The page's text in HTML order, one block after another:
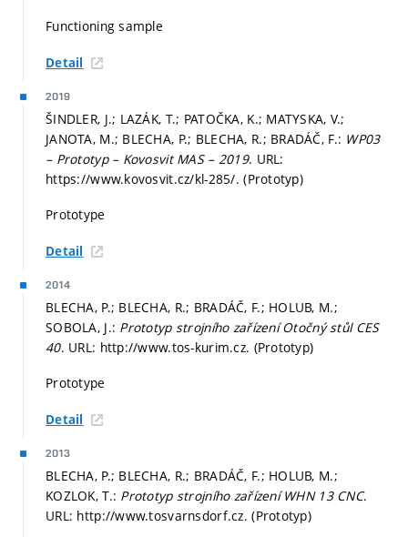
Functioning sample
Detail
2019
ŠINDLER, J.; LAZÁK, T.; PATOČKA, K.; MATYSKA, V.;
JANOTA, M.; BLECHA, P.; BLECHA, R.; BRADÁČ, F.: WP03
– Prototyp – Kovosvit MAS – 2019. URL:
https://www.kovosvit.cz/kl-285/. (Prototyp)
Prototype
Detail
2014
BLECHA, P.; BLECHA, R.; BRADÁČ, F.; HOLUB, M.;
SOBOLA, J.: Prototyp strojního zařízení Otočný stůl CES
40. URL: http://www.tos-kurim.cz. (Prototyp)
Prototype
Detail
2013
BLECHA, P.; BLECHA, R.; BRADÁČ, F.; HOLUB, M.;
KOZLOK, T.: Prototyp strojního zařízení WHN 13 CNC.
URL: http://www.tosvarnsdorf.cz. (Prototyp)